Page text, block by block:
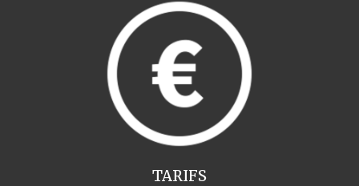
TARIFS